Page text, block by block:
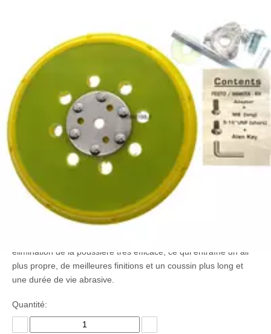
【Remplacez le type】 Remplacer 498987 6INCH PADS FIT
FESTOOL ETS 150/3 EQ; ETS 150/5 EQ; Utilisez une mousse
MPE très résiliente et résistante à la chaleur pour des résultats
de finition cohérents, un port uniforme et une durée de vie
prolongée.
【Spécifications principales】 Diamètre du pad: 6 pouces; (Près
de 150 mm), quantité de trou: 17 trous, filetage: M8, densité:
doux, pour une surface inégale.
【Changement rapide】 Faire correspondre rapidement le
coussin à la surface avec le changement efficace de tampon
sans outil FastFix.
【Hook & Loop】 StickFix Hook and Loop Design pour des
changements abrasifs rapides et efficaces; Permet la
réutilisation des abrasifs partiellement utilisés.
élimination de la poussière très efficace, ce qui entraîne un air
plus propre, de meilleures finitions et un coussin plus long et
une durée de vie abrasive.
Quantité: